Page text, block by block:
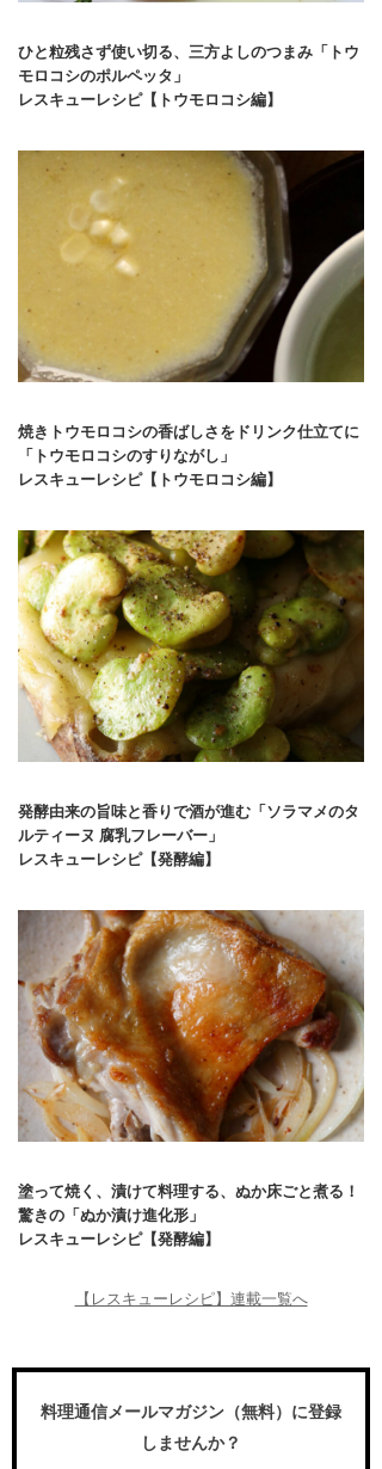
ひと粒残さず使い切る、三方よしのつまみ「トウ
モロコシのポルペッタ」
レスキューレシピ【トウモロコシ編】
焼きトウモロコシの香ばしさをドリンク仕立てに
「トウモロコシのすりながし」
レスキューレシピ【トウモロコシ編】
発酵由来の旨味と香りで酒が進む「ソラマメのタ
ルティーヌ 腐乳フレーバー」
レスキューレシピ【発酵編】
塗って焼く、漬けて料理する、ぬか床ごと煮る！
驚きの「ぬか漬け進化形」
レスキューレシピ【発酵編】
【レスキューレシピ】連載一覧へ
料理通信メールマガジン（無料）に登録
しませんか？